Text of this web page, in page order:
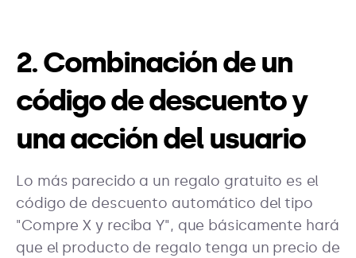
2. Combinación de un
código de descuento y
una acción del usuario
Lo más parecido a un regalo gratuito es el
código de descuento automático del tipo
"Compre X y reciba Y", que básicamente hará
que el producto de regalo tenga un precio de